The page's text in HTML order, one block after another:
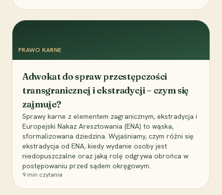
PRAWO KARNE
Adwokat do spraw przestępczości
transgranicznej i ekstradycji – czym się
zajmuje?
Sprawy karne z elementem zagranicznym, ekstradycja i
Europejski Nakaz Aresztowania (ENA) to wąska,
sformalizowana dziedzina. Wyjaśniamy, czym różni się
ekstradycja od ENA, kiedy wydanie osoby jest
niedopuszczalne oraz jaką rolę odgrywa obrońca w
postępowaniu przed sądem okręgowym.
9 min czytania